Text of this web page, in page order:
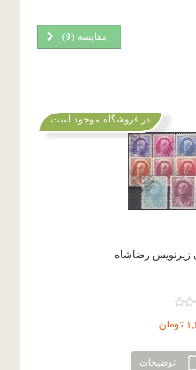
مقایسه (0
)
زیرنویس رضاشاه
توضیحات
در فروشگاه موجود است